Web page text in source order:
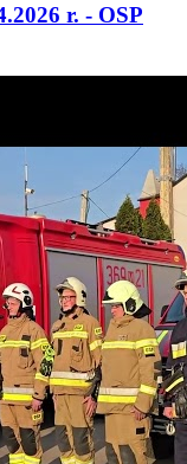
r. - OSP